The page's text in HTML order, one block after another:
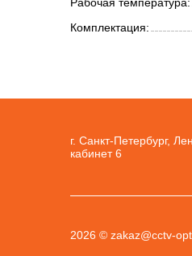
Комплектация:
г. Санкт-Петербург,
кабинет 6
2026 © zakaz@cctv-